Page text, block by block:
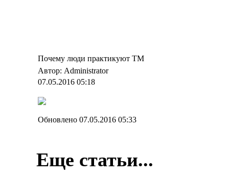
Почему люди практикуют ТМ
Автор: Administrator
07.05.2016 05:18
Обновлено 07.05.2016 05:33
Еще статьи...